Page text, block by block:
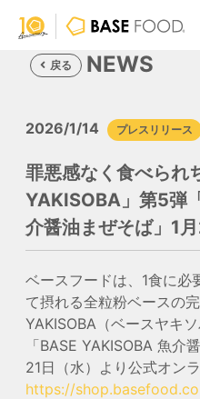
戻る NEWS
2026/1/14 プレスリリース
罪悪感なく食べられ
YAKISOBA」第5弾
介醤油まぜそば」1
ベースフードは、1食に
て摂れる全粒粉ベースの
YAKISOBA（ベースヤキ
「BASE YAKISOBA 魚介
21日（水）より公式オン
https://